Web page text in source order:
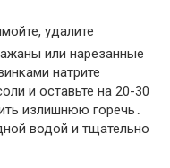
удалите
или нарезанные
натрите
и оставьте на 20-30
излишнюю горечь․
водой и тщательно